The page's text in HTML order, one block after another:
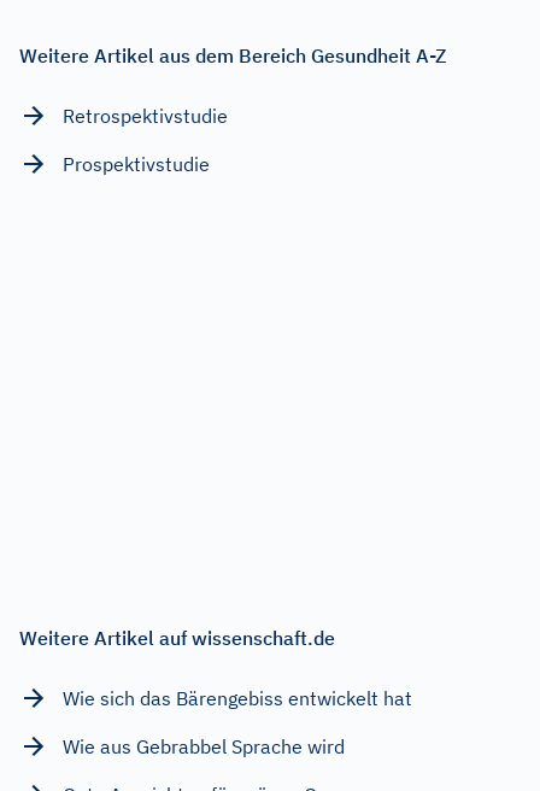
Weitere Artikel aus dem Bereich Gesundheit A-Z
Retrospektivstudie
Prospektivstudie
Weitere Artikel auf wissenschaft.de
Wie sich das Bärengebiss entwickelt hat
Wie aus Gebrabbel Sprache wird